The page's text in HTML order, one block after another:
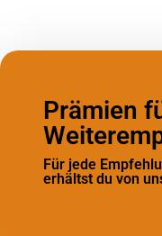
Prämien
Für jede
erhältst du von